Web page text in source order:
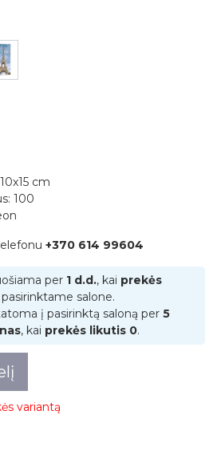
cm
100
+370 614 99604
per 1 d.d., kai prekės
pasirinktame salone.
į pasirinktą saloną per 5
, kai prekės likutis 0.
variantą